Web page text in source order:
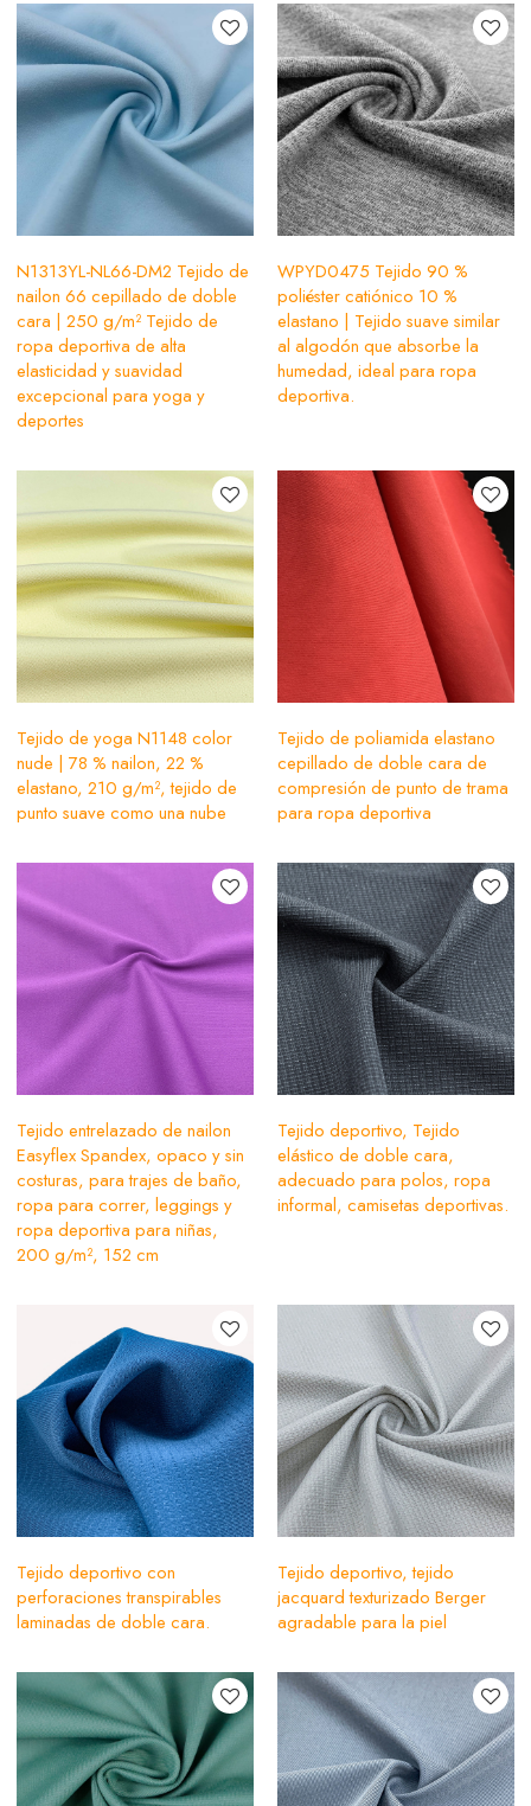
N1313YL-NL66-DM2 Tejido de
nailon 66 cepillado de doble
cara | 250 g/m² Tejido de
ropa deportiva de alta
elasticidad y suavidad
excepcional para yoga y
deportes
WPYD0475 Tejido 90 %
poliéster catiónico 10 %
elastano | Tejido suave similar
al algodón que absorbe la
humedad, ideal para ropa
deportiva.
Tejido de yoga N1148 color
nude | 78 % nailon, 22 %
elastano, 210 g/m², tejido de
punto suave como una nube
Tejido de poliamida elastano
cepillado de doble cara de
compresión de punto de trama
para ropa deportiva
Tejido entrelazado de nailon
Easyflex Spandex, opaco y sin
costuras, para trajes de baño,
ropa para correr, leggings y
ropa deportiva para niñas,
200 g/m², 152 cm
Tejido deportivo, Tejido
elástico de doble cara,
adecuado para polos, ropa
informal, camisetas deportivas.
Tejido deportivo con
perforaciones transpirables
laminadas de doble cara.
Tejido deportivo, tejido
jacquard texturizado Berger
agradable para la piel